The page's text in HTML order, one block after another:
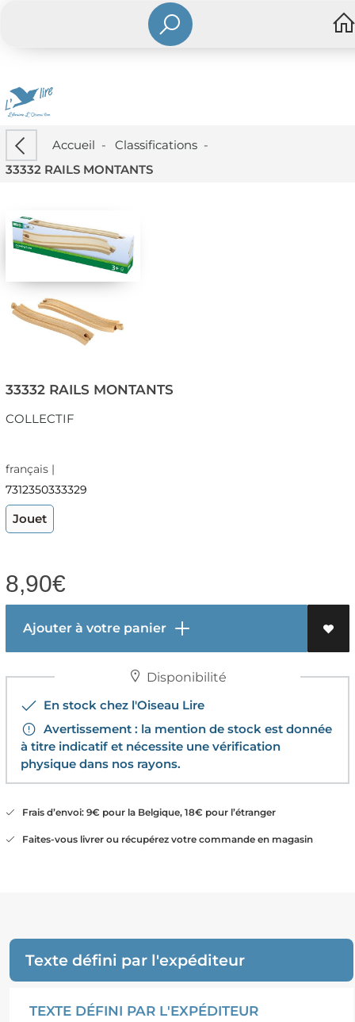
Accueil - Classifications-
33332 RAILS MONTANTS
33332 RAILS MONTANTS
COLLECTIF
français |
7312350333329
Jouet
8,90€
Ajouter à votre panier
Disponibilité
En stock chez l'Oiseau Lire
Avertissement : la mention de stock est donnée
à titre indicatif et nécessite une vérification
physique dans nos rayons.
Frais d’envoi: 9€ pour la Belgique, 18€ pour l’étranger
Faites-vous livrer ou récupérez votre commande en magasin
Texte défini par l'expéditeur
TEXTE DÉFINI PAR L'EXPÉDITEUR